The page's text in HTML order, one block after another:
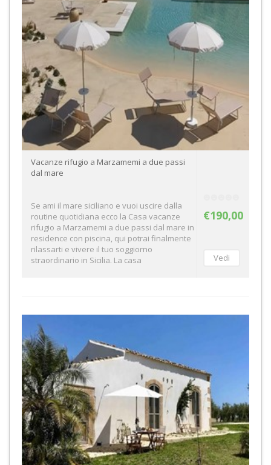
€190,00
Vacanze rifugio a Marzamemi a due passi
dal mare
Se ami il mare siciliano e vuoi uscire dalla
routine quotidiana ecco la Casa vacanze
rifugio a Marzamemi a due passi dal mare in
residence con piscina, qui potrai finalmente
rilassarti e vivere il tuo soggiorno
straordinario in Sicilia. La casa